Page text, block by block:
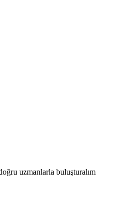
uzmanlarla buluşturalım